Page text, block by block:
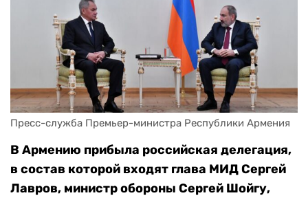
Пресс-служба Премьер-министра Республики Армения
В Армению прибыла российская делегация,
в состав которой входят глава МИД Сергей
Лавров, министр обороны Сергей Шойгу,